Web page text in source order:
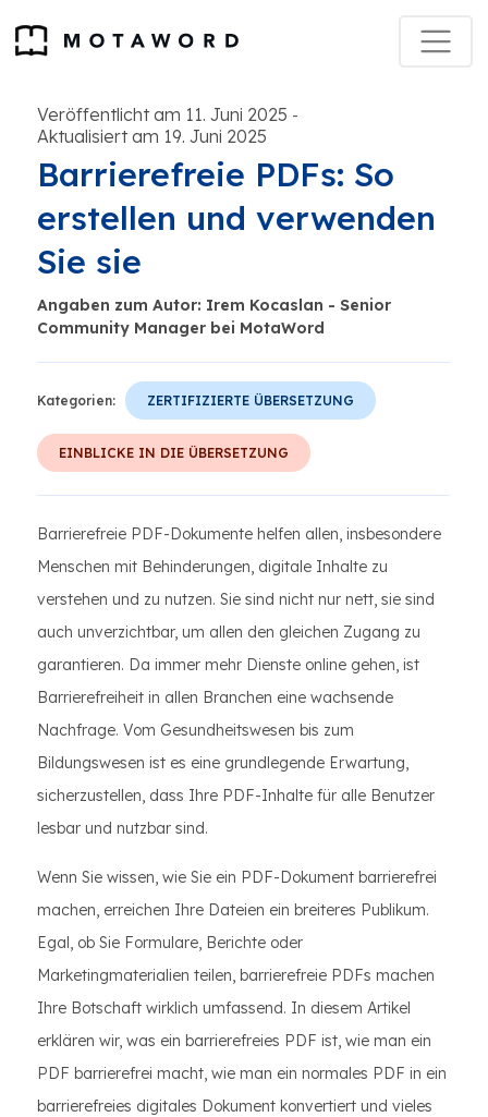
Veröffentlicht am 11. Juni 2025 -
Aktualisiert am 19. Juni 2025
Barrierefreie PDFs: So
erstellen und verwenden
Sie sie
Angaben zum Autor: Irem Kocaslan - Senior
Community Manager bei MotaWord
Kategorien: ZERTIFIZIERTE ÜBERSETZUNG
EINBLICKE IN DIE ÜBERSETZUNG
Barrierefreie PDF-Dokumente helfen allen, insbesondere
Menschen mit Behinderungen, digitale Inhalte zu
verstehen und zu nutzen. Sie sind nicht nur nett, sie sind
auch unverzichtbar, um allen den gleichen Zugang zu
garantieren. Da immer mehr Dienste online gehen, ist
Barrierefreiheit in allen Branchen eine wachsende
Nachfrage. Vom Gesundheitswesen bis zum
Bildungswesen ist es eine grundlegende Erwartung,
sicherzustellen, dass Ihre PDF-Inhalte für alle Benutzer
lesbar und nutzbar sind.
Wenn Sie wissen, wie Sie ein PDF-Dokument barrierefrei
machen, erreichen Ihre Dateien ein breiteres Publikum.
Egal, ob Sie Formulare, Berichte oder
Marketingmaterialien teilen, barrierefreie PDFs machen
Ihre Botschaft wirklich umfassend. In diesem Artikel
erklären wir, was ein barrierefreies PDF ist, wie man ein
PDF barrierefrei macht, wie man ein normales PDF in ein
barrierefreies digitales Dokument konvertiert und vieles